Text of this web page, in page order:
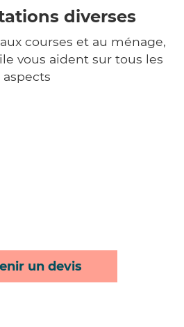
diverses
courses et au ménage,
vous aident sur tous les
aspects
un devis